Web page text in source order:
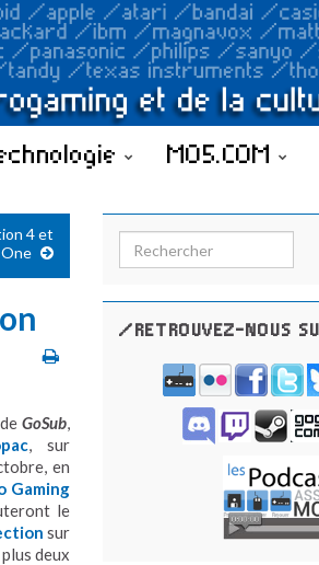
MO5.COM
4 et
GoSub,
, sur
en
Gaming
le
sur
deux
Search for:
/RETROUVEZ-NOUS